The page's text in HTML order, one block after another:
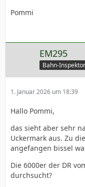
Pommi
EM295
Bahn-Inspektor
1. Januar 2026 um 18:39
Hallo Pommi,
das sieht aber sehr
Uckermark aus. Zu
angefangen bissel
Die 6000er der DR
durchsucht?